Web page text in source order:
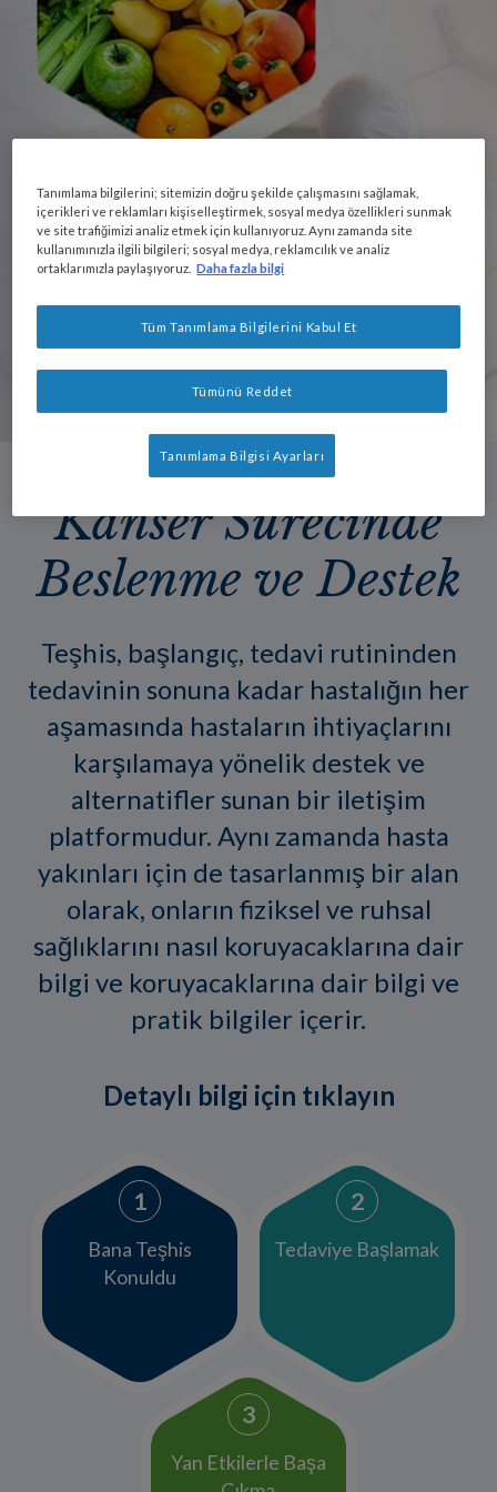
Kanser Sürecinde
Beslenme ve Destek
Teşhis, başlangıç, tedavi rutininden
tedavinin sonuna kadar hastalığın her
aşamasında hastaların ihtiyaçlarını
karşılamaya yönelik destek ve
alternatifler sunan bir iletişim
platformudur. Aynı zamanda hasta
yakınları için de tasarlanmış bir alan
olarak, onların fiziksel ve ruhsal
sağlıklarını nasıl koruyacaklarına dair
bilgi ve koruyacaklarına dair bilgi ve
pratik bilgiler içerir.
Detaylı bilgi için tıklayın
Bana Teşhis
Konuldu
Tedaviye Başlamak
Yan Etkilerle Başa
Tanımlama bilgilerini; sitemizin doğru şekilde çalışmasını sağlamak,
içerikleri ve reklamları kişiselleştirmek, sosyal medya özellikleri sunmak
ve site trafiğimizi analiz etmek için kullanıyoruz. Aynı zamanda site
kullanımınızla ilgili bilgileri; sosyal medya, reklamcılık ve analiz
ortaklarımızla paylaşıyoruz. Daha fazla bilgi
Tümünü Reddet
Tüm Tanımlama Bilgilerini Kabul Et
Tanımlama Bilgisi Ayarları